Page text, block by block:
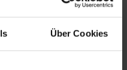
Über Cookies
und